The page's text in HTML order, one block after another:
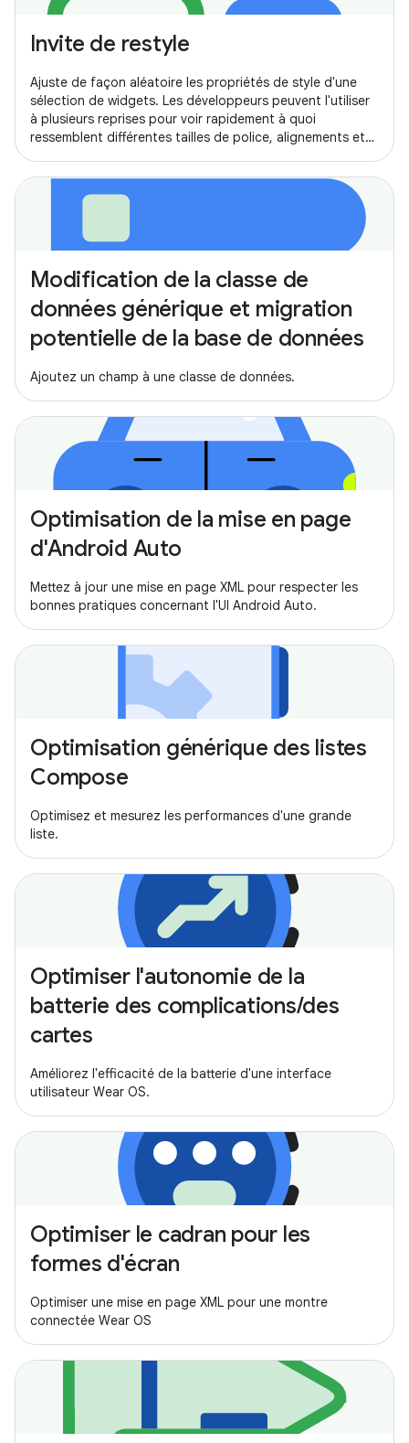
Invite de restyle
Ajuste de façon aléatoire les propriétés de style d'une
sélection de widgets. Les développeurs peuvent l'utiliser
à plusieurs reprises pour voir rapidement à quoi
ressemblent différentes tailles de police, alignements et
Modification de la classe de
données générique et migration
potentielle de la base de données
Ajoutez un champ à une classe de données.
Optimisation de la mise en page
d'Android Auto
Mettez à jour une mise en page XML pour respecter les
bonnes pratiques concernant l'UI Android Auto.
Optimisation générique des listes
Compose
Optimisez et mesurez les performances d'une grande
liste.
Optimiser l'autonomie de la
batterie des complications/des
cartes
Améliorez l'efficacité de la batterie d'une interface
utilisateur Wear OS.
Optimiser le cadran pour les
formes d'écran
Optimiser une mise en page XML pour une montre
connectée Wear OS